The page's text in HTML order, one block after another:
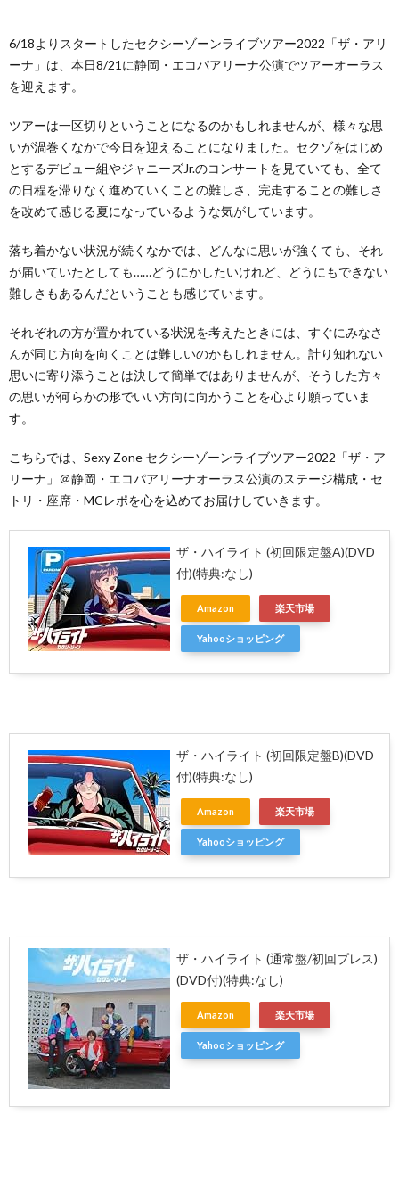
6/18よりスタートしたセクシーゾーンライブツアー2022「ザ・アリ
ーナ」は、本日8/21に静岡・エコパアリーナ公演でツアーオーラス
を迎えます。
ツアーは一区切りということになるのかもしれませんが、様々な思
いが渦巻くなかで今日を迎えることになりました。セクゾをはじめ
とするデビュー組やジャニーズJr.のコンサートを見ていても、全て
の日程を滞りなく進めていくことの難しさ、完走することの難しさ
を改めて感じる夏になっているような気がしています。
落ち着かない状況が続くなかでは、どんなに思いが強くても、それ
が届いていたとしても……どうにかしたいけれど、どうにもできない
難しさもあるんだということも感じています。
それぞれの方が置かれている状況を考えたときには、すぐにみなさ
んが同じ方向を向くことは難しいのかもしれません。計り知れない
思いに寄り添うことは決して簡単ではありませんが、そうした方々
の思いが何らかの形でいい方向に向かうことを心より願っていま
す。
こちらでは、Sexy Zone セクシーゾーンライブツアー2022「ザ・ア
リーナ」＠静岡・エコパアリーナオーラス公演のステージ構成・セ
トリ・座席・MCレポを心を込めてお届けしていきます。
ザ・ハイライト (初回限定盤A)(DVD
付)(特典:なし)
Amazon 楽天市場
Yahooショッピング
ザ・ハイライト (初回限定盤B)(DVD
付)(特典:なし)
Amazon 楽天市場
Yahooショッピング
ザ・ハイライト (通常盤/初回プレス)
(DVD付)(特典:なし)
Amazon 楽天市場
Yahooショッピング